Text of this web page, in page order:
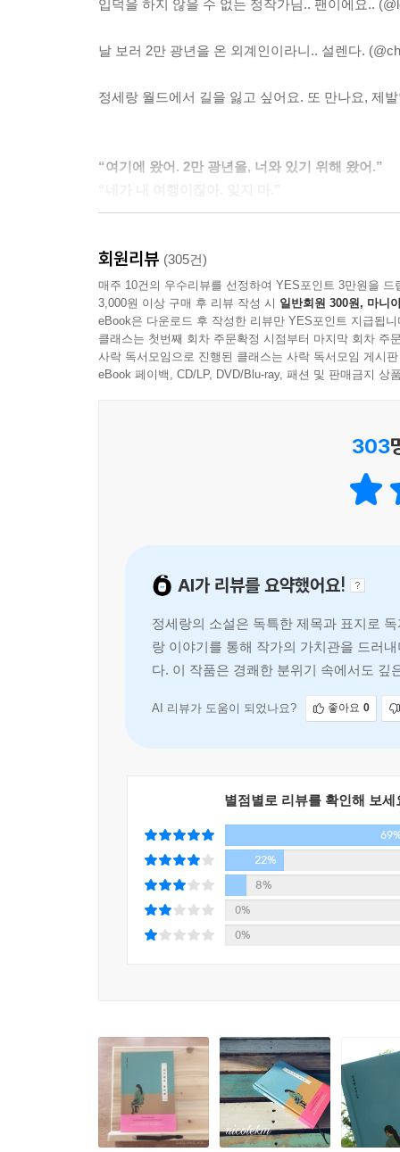
--- p.103
나쁜 새끼. 이마에 뽀뽀를 하고는 우주 끝까지 달
“네가 내 여행이잖아. 잊지 마.”
할 수는 없었어. 역부족도 그런 역부족이 없었던 거
--- p.147
멀리 떨어져 있어도, 심해를 헤매고 있어도 이어져
--- p.151
뭐라고 이름 붙이든 간에 한아는 망원경 앞의 저
“놓아버리고, 놓쳐버린 걸 인정해. 하지만 정말 사
“말하지 마. 괜히.”
“아니, 해야겠어. 세상에…… 우주 끝까지 갔더니
그러니까 결국 한아에겐 지금, 여기, 이 입술밖에
한 사람을 위해 조각된 입술. 그 감정적인 입술이
흔하지 않지만 어떤 사랑은 항상성을 가지고, 요
입덕을 하지 않을 수 없는 정작가님.. 팬이에요..
날 보러 2만 광년을 온 외계인이라니.. 설렌다.
정세랑 월드에서 길을 잃고 싶어요. 또 만나요, 제
“여기에 왔어. 2만 광년을, 너와 있기 위해 왔어.”
그런 데를 짚어주는 지구에서 단 하나뿐일 러브 스
순문학과 장르문학의 경계에서 자신만의 색깔을
희미한 누군가들의 이름을 불러주고 그 삶에
소수자성에 대한 풍부한 성찰과 폭력에 대한 예
내부로 긴밀히 불러들이는 윤리에 대한 신뢰와 응
이성애적 결합을 넘어 함께할 수 있는 다양한 관
소설의 표지는 채지민 화가의 두 작품을 활용해
제작되어서 준비된 수량이 소진되면 더는 만질 수
그럼 이제, ‘여행’을 시작해보자.
SNS 추천사 #지구에서한아뿐 (인스타그램 해시태
읽는 것도 너무 행복할 테니까. (@fillin***)
점점 줄어드는 페이지를 보며 아쉬워 무거워진
사랑스러운 문장에 마음이 분홍으로 물든다……
이렇게 다정하고 달달하고 사랑스럽고 친환경
날 보러 2만 광년을 온 외계인이라니.. 설렌다.
근래 읽은 책중에 제일 흥미롭고 신박하다. (…) 글
정세랑 작가님 소설은 읽고 있으면 다정하고 유
회원리뷰 (305건)
매주 10건의 우수리뷰를 선정하여 YES포인트 3만원을 드
3,000원 이상 구매 후 리뷰 작성 시 일반회원 300원, 마니
eBook은 다운로드 후 작성한 리뷰만 YES포인트 지급됩니
클래스는 첫번째 회차 주문확정 시점부터 마지막 회차 주
사락 독서모임으로 진행된 클래스는 사락 독서모임 게시
eBook 페이백, CD/LP, DVD/Blu-ray, 패션 및 판매금지 상
303
AI가 리뷰를 요약했어요!
정세랑의 소설은 독특한 제목과 표지로
랑 이야기를 통해 작가의 가치관을 드러
다. 이 작품은 경쾌한 분위기 속에서도 깊
AI 리뷰가 도움이 되었나요? 좋아요 0
별점별로 리뷰를 확인해 보세
22%
8%
0%
0%